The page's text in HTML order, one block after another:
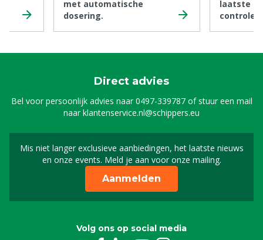
met automatische
dosering.
laatste
controle?
Direct advies
Bel voor persoonlijk advies naar0497-339787of stuur een mail
naarklantenservice.nl@schippers.eu
Mis niet langer exclusieve aanbiedingen, het laatste nieuws
en onze events. Meld je aan voor onze mailing.
Schrijf je in voor onze
Aanmelden
Volg ons op social media